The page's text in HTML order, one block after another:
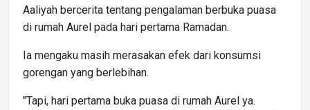
Aaliyah bercerita tentang pengalaman berbuka puasa
di rumah Aurel pada hari pertama Ramadan.
Ia mengaku masih merasakan efek dari konsumsi
gorengan yang berlebihan.
"Tapi, hari pertama buka puasa di rumah Aurel ya.